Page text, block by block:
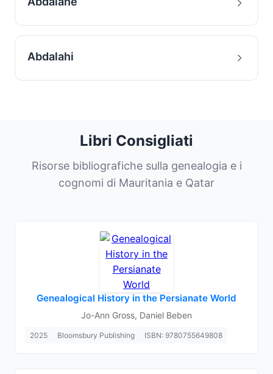
Abdalahi
Libri Consigliati
Risorse bibliografiche sulla genealogia e i
cognomi di Mauritania e Qatar
Genealogical History in the Persianate World
Jo-Ann Gross, Daniel Beben
2025 Bloomsbury Publishing ISBN: 9780755649808